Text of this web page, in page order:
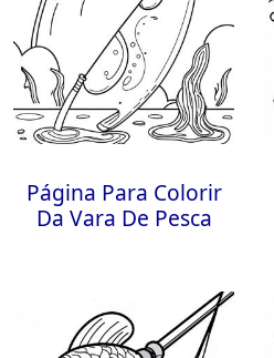
Página Para Colorir
Da Vara De Pesca